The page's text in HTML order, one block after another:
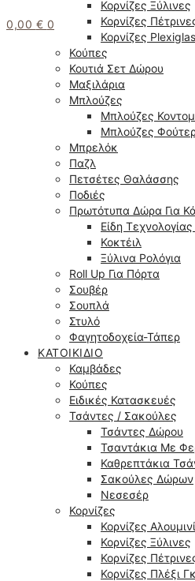
0,00 € 0
Κορνίζες Ξύλινες
Κορνίζες
Κορνίζες
Κούπες
Κουτιά Σετ Δώρου
Μαξιλάρια
Μπλούζες
Μπλούζες
Μπλούζες
Μπρελόκ
Παζλ
Πετσέτες Θαλάσσης
Ποδιές
Πρωτότυπα Δώρα Για
Είδη
Κοκτέιλ
Ξύλινα Ρολόγια
Roll Up Για Πόρτα
Σουβέρ
Σουπλά
Στυλό
Φαγητοδοχεία-Τάπερ
ΚΑΤΟΙΚΊΔΙΟ
Καμβάδες
Κούπες
Ειδικές Κατασκευές
Τσάντες / Σακούλες
Τσάντες Δώρου
Τσαντάκια Με
Καθρεπτάκια
Σακούλες Δώρων
Νεσεσέρ
Κορνίζες
Κορνίζες
Κορνίζες Ξύλινες
Κορνίζες
Κορνίζες Πλέξι